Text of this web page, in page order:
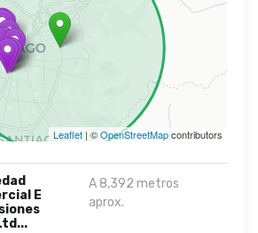
Leaflet | ©OpenStreetMapcontributors
E
A 8,392 metros
aprox.